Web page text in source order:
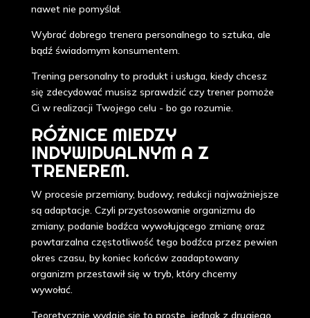
nawet nie pomyślał.
Wybrać dobrego trenera personalnego to sztuka, ale
bądź świadomym konsumentem.
Trening personalny to produkt i usługa, kiedy chcesz
się zdecydować musisz sprawdzić czy trener pomoże
Ci w realizacji Twojego celu - bo go rozumie.
RÓŻNICE MIEDZY
INDYWIDUALNYM A Z
TRENEREM.
W procesie przemiany, budowy, redukcji najważniejsze
są adaptacje. Czyli przystosowanie organizmu do
zmiany, podanie bodźca wywołującego zmianę oraz
powtarzalna częstotliwość tego bodźca przez pewien
okres czasu, by koniec końców zaadaptowany
organizm przestawił się w tryb, który chcemy
wywołać.
Teoretycznie wydaję się to proste, jednak z drugiego